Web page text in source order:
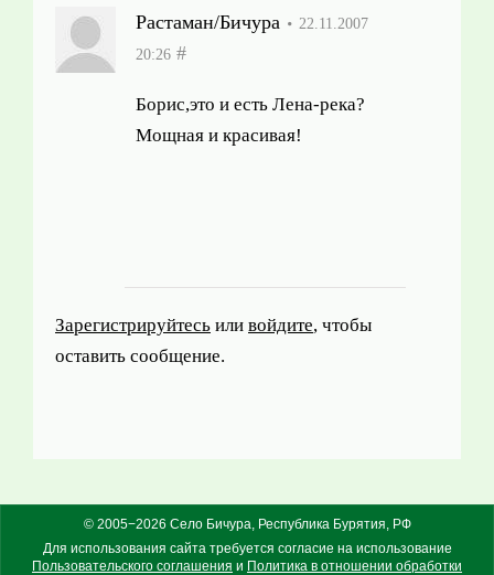
Растаман/Бичура
22.11.2007
20:26 #
Борис,это и есть Лена-река?
Мощная и красивая!
Зарегистрируйтесь или войдите, чтобы
оставить сообщение.
© 2005−2026 Село Бичура, Республика Бурятия, РФ
Для использования сайта требуется согласие на использование
Пользовательского соглашения и Политика в отношении обработки